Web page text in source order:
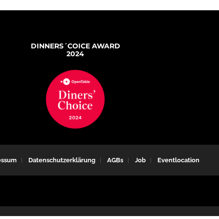
DINNERS´COICE AWARD
2024
Datenschutzerklärung AGBs Job Eventlocation